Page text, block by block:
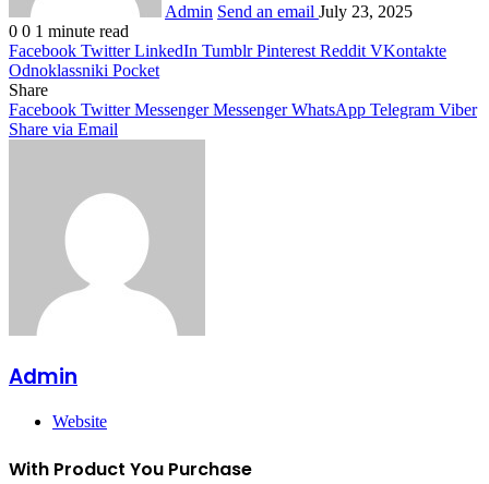
Admin Send an email July 23, 2025
0 0 1 minute read
Facebook Twitter LinkedIn Tumblr Pinterest Reddit VKontakte
Odnoklassniki Pocket
Share
Facebook Twitter Messenger Messenger WhatsApp Telegram Viber
Share via Email
Admin
Website
With Product You Purchase